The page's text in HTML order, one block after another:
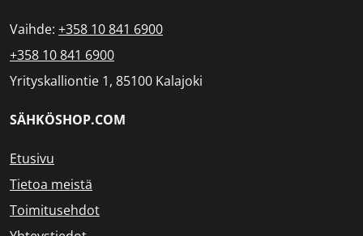
Vaihde: +358 10 841 6900
+358 10 841 6900
Yrityskalliontie 1, 85100 Kalajoki
SÄHKÖSHOP.COM
Etusivu
Tietoa meistä
Toimitusehdot